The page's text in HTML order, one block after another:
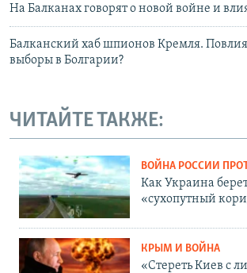
На Балканах говорят о новой войне и
Балканский хаб шпионов Кремля.
выборы в Болгарии?
ЧИТАЙТЕ ТАКЖЕ:
ВОЙНА РОССИИ
Как Украина
«сухопутный
КРЫМ И ВОЙНА
«Стереть Киев с